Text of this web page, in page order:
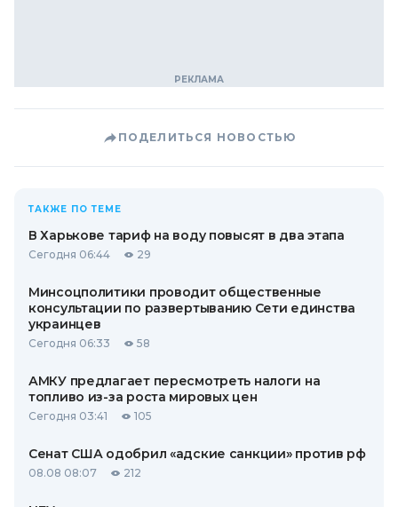
ПОДЕЛИТЬСЯ НОВОСТЬЮ
ТАКЖЕ ПО ТЕМЕ
В Харькове тариф на воду повысят в два этапа
Сегодня 06:44 29
Минсоцполитики проводит общественные
консультации по развертыванию Сети единства
украинцев
Сегодня 06:33 58
АМКУ предлагает пересмотреть налоги на
топливо из-за роста мировых цен
Сегодня 03:41 105
Сенат США одобрил «адские санкции» против рф
08.08 08:07 212